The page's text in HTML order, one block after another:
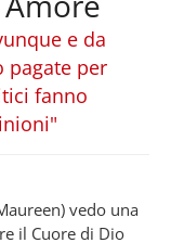
e da
pagate per
fanno
vedo una
il Cuore di Dio